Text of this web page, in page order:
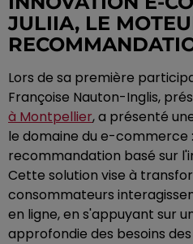
JULIIA, LE
Lors de sa première
Françoise Nauton-Inglis,
à Montpellier, a présenté
le domaine du e-commerce
recommandation basé sur
Cette solution vise à
consommateurs
en ligne, en s'appuyant sur
approfondie des besoins